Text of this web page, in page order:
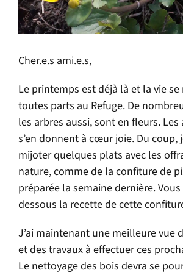
Cher.e.s ami.e.s,
Le printemps est déjà là et la vie
toutes parts au Refuge. De
les arbres aussi, sont en fleurs.
s’en donnent à cœur joie. Du coup,
mijoter quelques plats avec les
nature, comme de la confiture de
préparée la semaine dernière.
dessous la recette de cette
J’ai maintenant une meilleure vue
et des travaux à effectuer ces
Le nettoyage des bois devra se